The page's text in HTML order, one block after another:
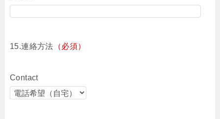
15.連絡方法 （必須）
Contact